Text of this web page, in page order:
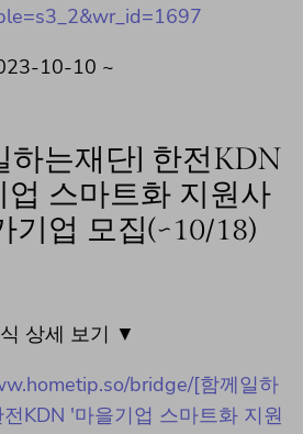
10-10 ~
하는재단] 한전KDN
업 스마트화 지원사
기업 모집(~10/18)
상세 보기 ▼
bridge/[함께일하
KDN '마을기업 스마트화 지원